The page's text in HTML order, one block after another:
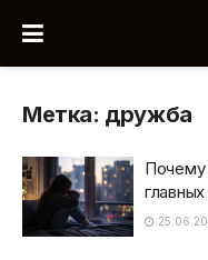
Метка: дружба
Почему